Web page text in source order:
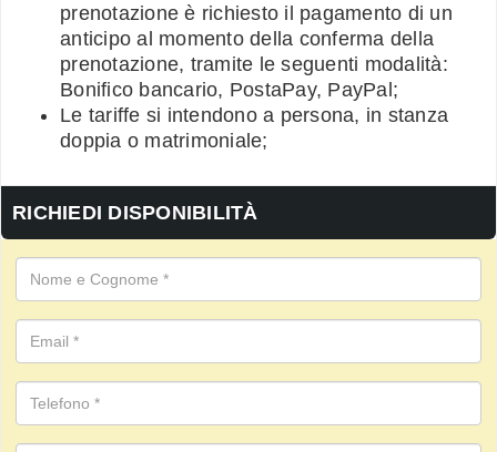
prenotazione è richiesto il pagamento di un
anticipo al momento della conferma della
prenotazione, tramite le seguenti modalità:
Bonifico bancario, PostaPay, PayPal;
Le tariffe si intendono a persona, in stanza
doppia o matrimoniale;
RICHIEDI DISPONIBILITÀ